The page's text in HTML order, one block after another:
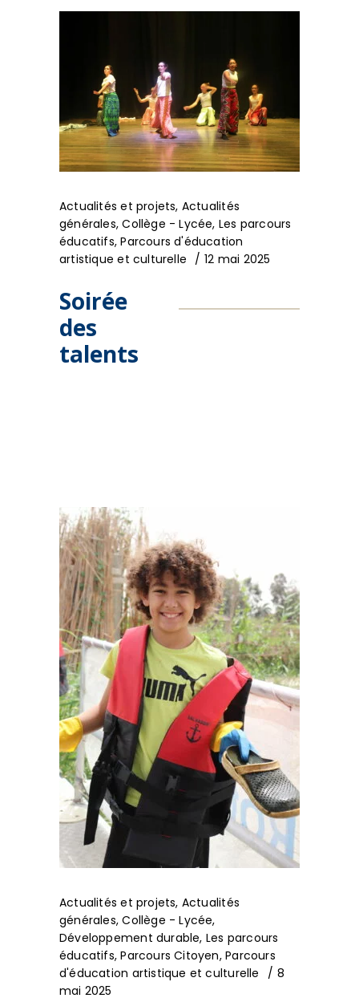
Actualités et projets, Actualités
générales,Collège - Lycée, Les parcours
éducatifs,Parcours d'éducation
artistique et culturelle
12 mai 2025
Soirée
des
talents
Actualités et projets, Actualités
générales,Collège - Lycée,
Développement durable, Les parcours
éducatifs,Parcours Citoyen,Parcours
d'éducation artistique et culturelle
8
mai 2025